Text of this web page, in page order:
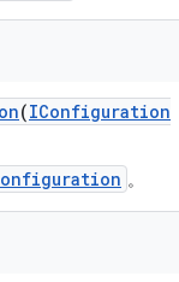
(IConfiguration
。